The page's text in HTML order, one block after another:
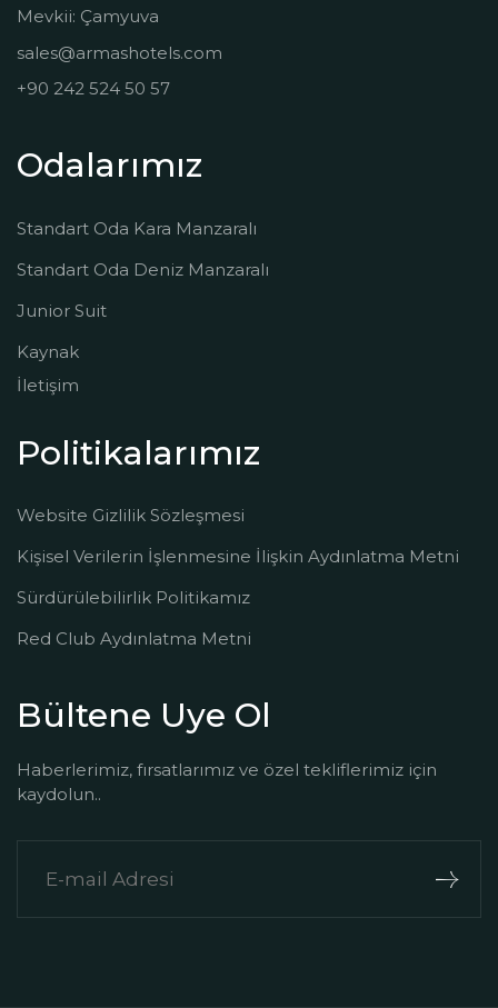
Mevkii: Çamyuva
sales@armashotels.com
+90 242 524 50 57
Odalarımız
Standart Oda Kara Manzaralı
Standart Oda Deniz Manzaralı
Junior Suit
Kaynak
İletişim
Politikalarımız
Website Gizlilik Sözleşmesi
Kişisel Verilerin İşlenmesine İlişkin Aydınlatma Metni
Sürdürülebilirlik Politikamız
Red Club Aydınlatma Metni
Bültene Uye Ol
Haberlerimiz, fırsatlarımız ve özel tekliflerimiz için
kaydolun..